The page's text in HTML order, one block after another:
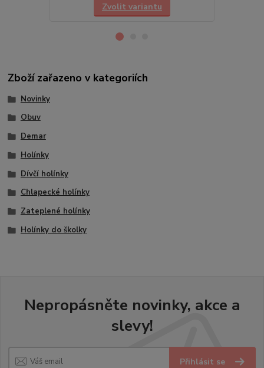
Zvolit variantu
Zboží zařazeno v kategoriích
Novinky
Obuv
Demar
Holínky
Dívčí holínky
Chlapecké holínky
Zateplené holínky
Holínky do školky
Nepropásněte novinky, akce a
slevy!
Přihlásit se